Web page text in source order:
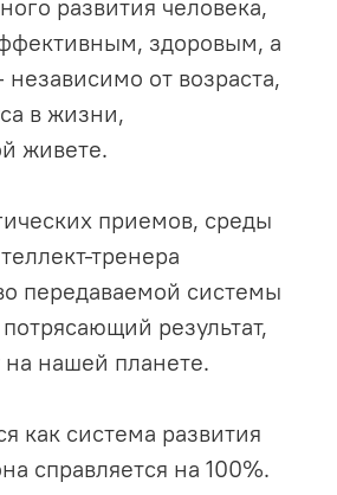
развития человека,
здоровым, а
от возраста,
в жизни,
живете.
приемов, среды
тренера
передаваемой системы
результат,
нашей планете.
как система развития
справляется на 100%.